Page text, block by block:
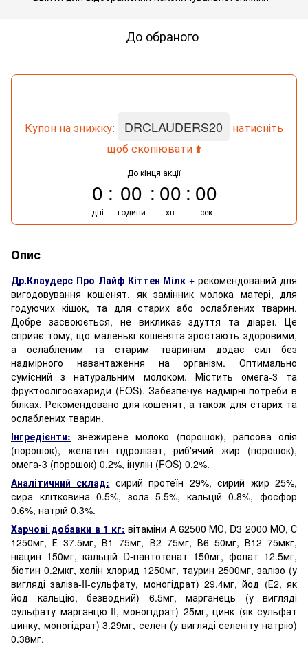
До обраного
Купон на знижку: DRCLAUDERS20
натисніть
щоб скопіювати ⬆️
До кінця акції
0
дні
00
години
00
хв
00
сек
Опис
Др.Клаудерс Про Лайф Кіттен Мілк + рекомендований для
вигодовування кошенят, як замінник молока матері, для
годуючих кішок, та для старих або ослаблених тварин.
Добре засвоюється, не викликає здуття та діареї. Це
сприяє тому, що маленькі кошенята зростають здоровими,
а ослабленим та старим тваринам додає сил без
надмірного навантаження на організм. Оптимально
сумісний з натуральним молоком. Містить омега-3 та
фруктоолігосахариди (FOS). Забезпечує надмірні потреби в
білках. Рекомендовано для кошенят, а також для старих та
ослаблених тварин.
Інгредієнти: знежирене молоко (порошок), рапсова олія
(порошок), желатин гідролізат, риб'ячий жир (порошок),
омега-3 (порошок) 0.2%, інулін (FOS) 0.2%.
Аналітичний склад: сирий протеїн 29%, сирий жир 25%,
сира клітковина 0.5%, зола 5.5%, кальцій 0.8%, фосфор
0.6%, натрій 0.3%.
Харчові добавки в 1 кг: вітаміни А 62500 МО, D3 2000 МО, С
1250мг, Е 37.5мг, В1 75мг, В2 75мг, В6 50мг, В12 75мкг,
ніацин 150мг, кальцій D-пантотенат 150мг, фолат 12.5мг,
біотин 0.2мкг, холін хлорид 1250мг, таурин 2500мг, залізо (у
вигляді заліза-II-сульфату, моногідрат) 29.4мг, йод (Е2, як
йод кальцію, безводний) 6.5мг, марганець (у вигляді
сульфату марганцю-II, моногідрат) 25мг, цинк (як сульфат
цинку, моногідрат) 3.29мг, селен (у вигляді селеніту натрію)
0.38мг.